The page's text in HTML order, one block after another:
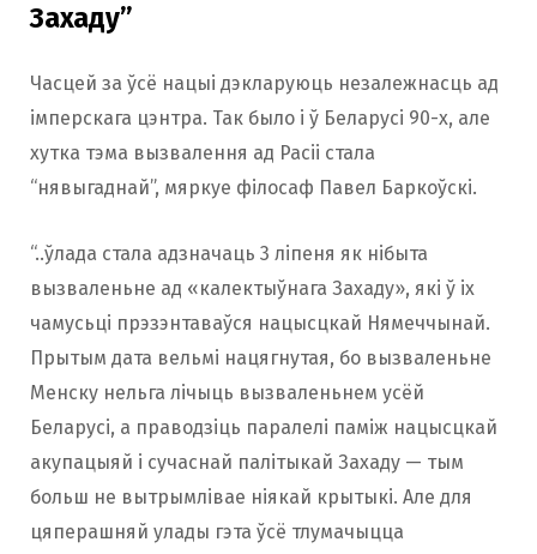
Захаду”
Часцей за ўсё нацыі дэкларуюць незалежнасць ад
імперскага цэнтра. Так было і ў Беларусі 90-х, але
хутка тэма вызвалення ад Расіі стала
“нявыгаднай”, мяркуе філосаф Павел Баркоўскі.
“..ўлада стала адзначаць 3 ліпеня як нібыта
вызваленьне ад «калектыўнага Захаду», які ў іх
чамусьці прэзэнтаваўся нацысцкай Нямеччынай.
Прытым дата вельмі нацягнутая, бо вызваленьне
Менску нельга лічыць вызваленьнем усёй
Беларусі, а праводзіць паралелі паміж нацысцкай
акупацыяй і сучаснай палітыкай Захаду — тым
больш не вытрымлівае ніякай крытыкі. Але для
цяперашняй улады гэта ўсё тлумачыцца